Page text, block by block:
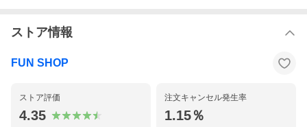
※できるかぎり迅速な発送を行っておりますが、コストコ人気商
品のため販売状況により【納期の遅れ、欠品】となる場合もござ
います。予めご了承ください。
ストア情報
FUN SHOP
ストア評価
4.35
注文キャンセル発生率
1.15％